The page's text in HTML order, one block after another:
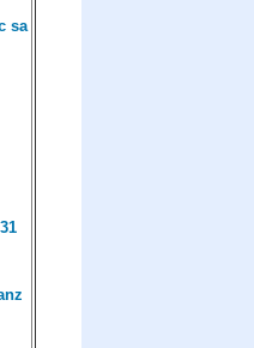
sa